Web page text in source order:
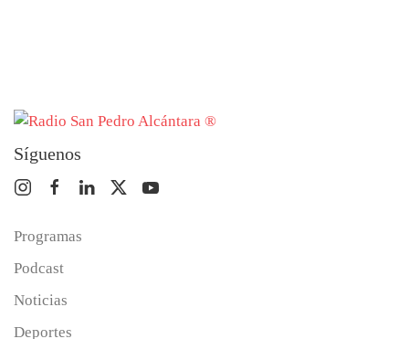
Síguenos
Programas
Podcast
Noticias
Deportes